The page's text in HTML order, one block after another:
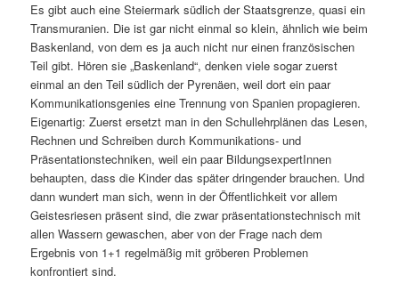
Es gibt auch eine Steiermark südlich der Staatsgrenze, quasi ein
Transmuranien. Die ist gar nicht einmal so klein, ähnlich wie beim
Baskenland, von dem es ja auch nicht nur einen französischen
Teil gibt. Hören sie „Baskenland“, denken viele sogar zuerst
einmal an den Teil südlich der Pyrenäen, weil dort ein paar
Kommunikationsgenies eine Trennung von Spanien propagieren.
Eigenartig: Zuerst ersetzt man in den Schullehrplänen das Lesen,
Rechnen und Schreiben durch Kommunikations- und
Präsentationstechniken, weil ein paar BildungsexpertInnen
behaupten, dass die Kinder das später dringender brauchen. Und
dann wundert man sich, wenn in der Öffentlichkeit vor allem
Geistesriesen präsent sind, die zwar präsentationstechnisch mit
allen Wassern gewaschen, aber von der Frage nach dem
Ergebnis von 1+1 regelmäßig mit gröberen Problemen
konfrontiert sind.